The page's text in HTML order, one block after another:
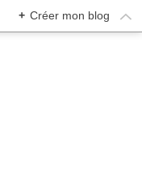
+ Créer mon blog